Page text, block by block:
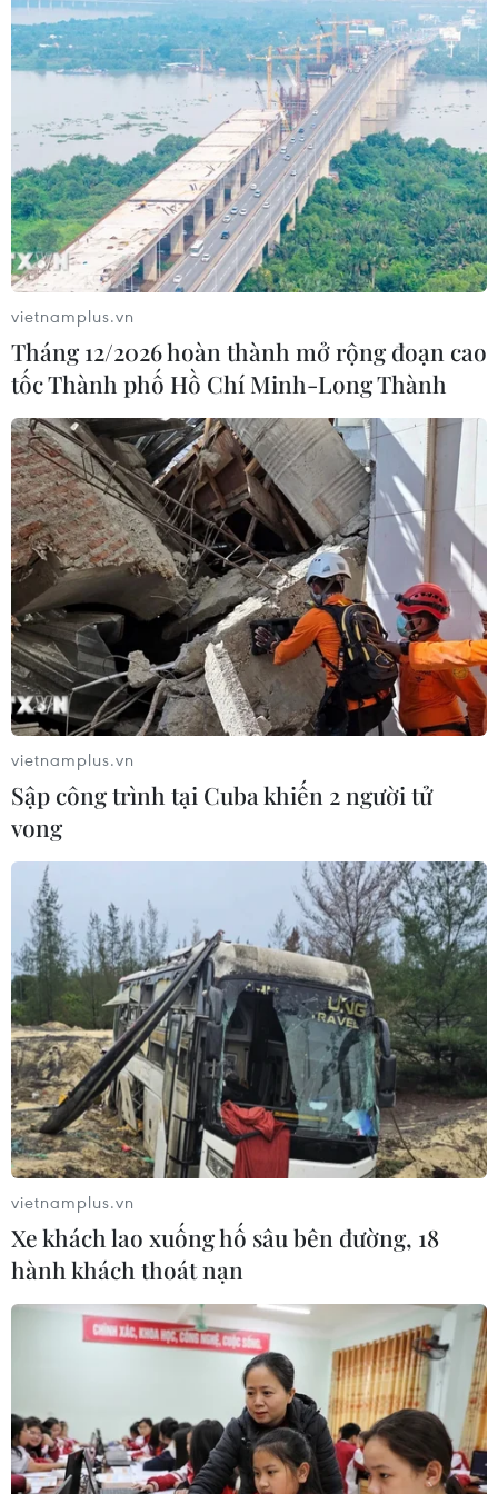
TIN CÙNG CHUYÊN MỤC
vietnamplus.vn
Tháng 12/2026 hoàn thành mở rộng đoạn cao
tốc Thành phố Hồ Chí Minh-Long Thành
vietnamplus.vn
Sập công trình tại Cuba khiến 2 người tử
vong
vietnamplus.vn
Xe khách lao xuống hố sâu bên đường, 18
hành khách thoát nạn